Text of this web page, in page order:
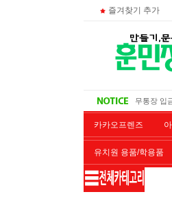
즐겨찾기 추가
주문 조회
무통장 입
카카오프렌즈
유치원 용품/학용품
재단/제본/코팅